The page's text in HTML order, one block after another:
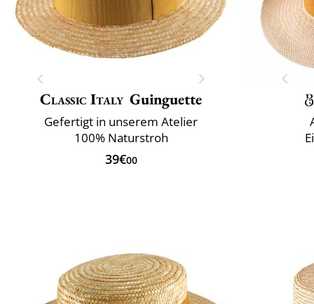
Classic Italy Guinguette
Gefertigt in unserem Atelier
100% Naturstroh
39€00